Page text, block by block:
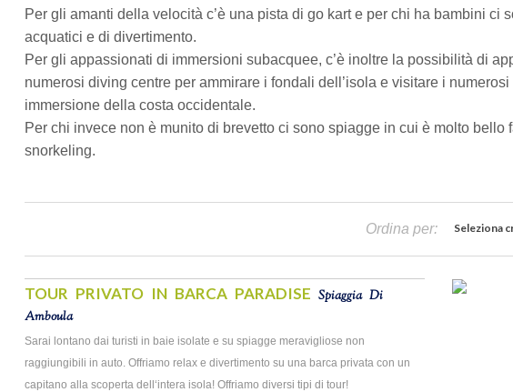
Per gli amanti della velocità c’è una pista di go kart e per chi ha bambini ci
acquatici e di divertimento.
Per gli appassionati di immersioni subacquee, c’è inoltre la possibilità di
numerosi diving centre per ammirare i fondali dell’isola e visitare i numerosi
immersione della costa occidentale.
Per chi invece non è munito di brevetto ci sono spiagge in cui è molto bello
snorkeling.
Ordina per: Seleziona
TOUR PRIVATO IN BARCA PARADISE Spiaggia Di
Amboula
Sarai lontano dai turisti in baie isolate e su spiagge meravigliose non
raggiungibili in auto. Offriamo relax e divertimento su una barca privata con un
capitano alla scoperta dell‘intera isola! Offriamo diversi tipi di tour!